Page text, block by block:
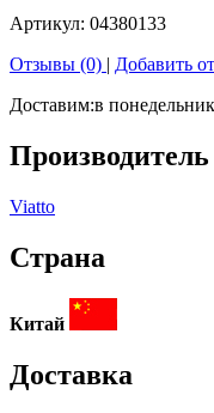
Артикул: 04380133
Отзывы (0) | Добавить
Доставим:в понедельник
Производитель
Viatto
Страна
Китай
Доставка